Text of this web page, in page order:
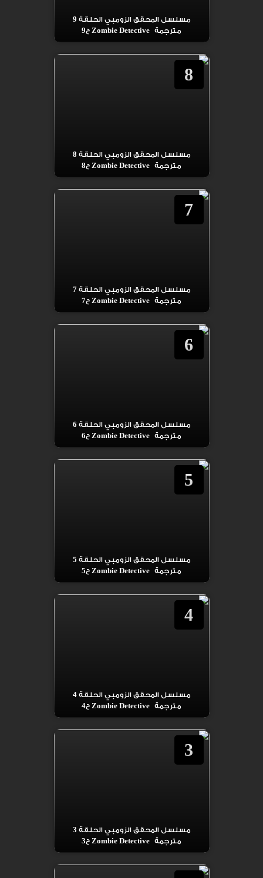
مسلسل المحقق الزومبي الحلقة 9
مترجمة Zombie Detective ح9
8
مسلسل المحقق الزومبي الحلقة 8
مترجمة Zombie Detective ح8
7
مسلسل المحقق الزومبي الحلقة 7
مترجمة Zombie Detective ح7
6
مسلسل المحقق الزومبي الحلقة 6
مترجمة Zombie Detective ح6
5
مسلسل المحقق الزومبي الحلقة 5
مترجمة Zombie Detective ح5
4
مسلسل المحقق الزومبي الحلقة 4
مترجمة Zombie Detective ح4
3
مسلسل المحقق الزومبي الحلقة 3
مترجمة Zombie Detective ح3